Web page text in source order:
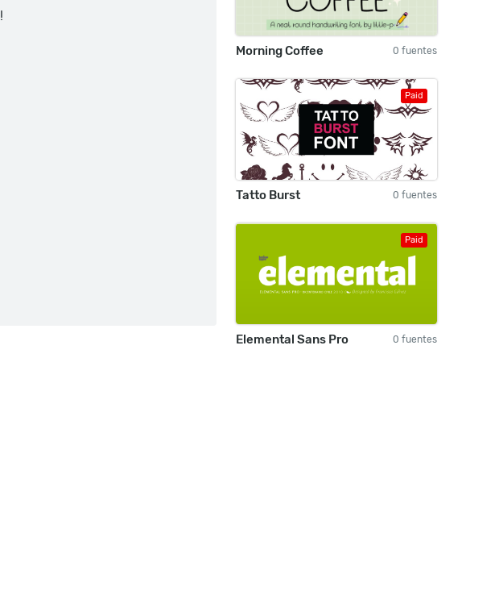
Morning Coffee 0 fuentes
Paid
Tatto Burst 0 fuentes
Paid
Elemental Sans Pro 0 fuentes